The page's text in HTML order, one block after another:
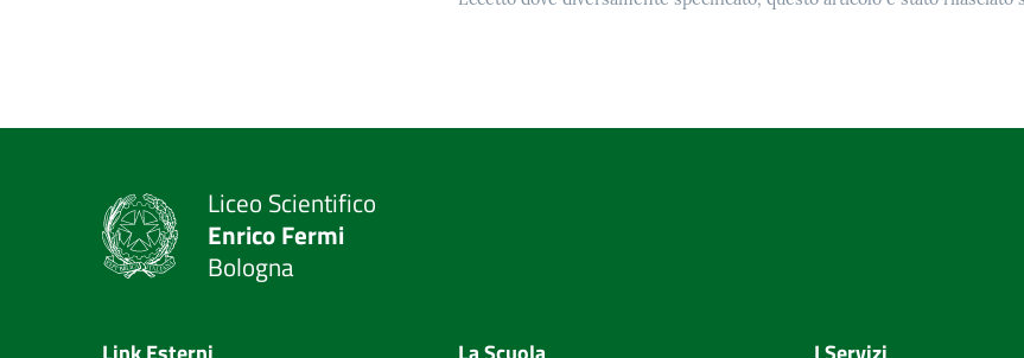
Liceo Scientifico
Enrico Fermi
Bologna